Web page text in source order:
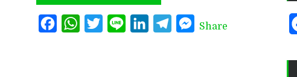
FacebookWhatsAppTwitterLine LinkedInTelegramMessenger
Share